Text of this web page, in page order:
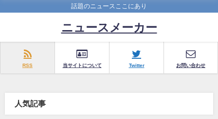
話題のニュースここにあり
ニュースメーカー
RSS 当サイトについて Twitter お問い合わせ
人気記事